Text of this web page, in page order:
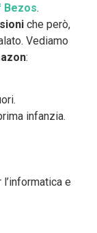
.
che però,
Vediamo
:
infanzia.
e